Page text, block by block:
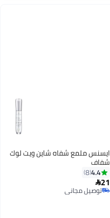
ايسنس ملمع شفاه شاين ويت لوك
شفاف
4.4
8
21
توصيل مجاني
توصيل مجاني